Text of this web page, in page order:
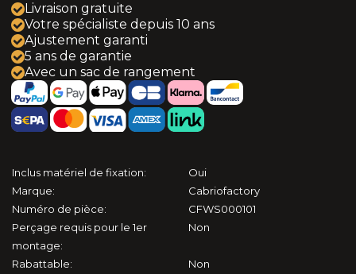
Sebring JS (2007-2010)
DS3 (2013-2019)
Copen (2002-2012)
124 Spider (1966-1985)
124 Spider (2015-2020)
Barchetta (1995-2005)
Punto 1 (1994-2007)
Inclus matériel de fixation:
Oui
Marque:
Cabriofactory
Numéro de pièce:
CFWS000101
Perçage requis pour le 1er
montage:
Non
Rabattable:
Non
Livraison gratuite
Votre spécialiste depuis 10 ans
Ajustement garanti
5 ans de garantie
Avec un sac de rangement